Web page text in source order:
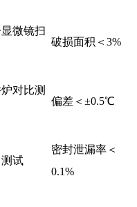
微镜扫
破损面积＜3%
对比测
偏差＜±0.5℃
试
密封泄漏率＜
0.1%